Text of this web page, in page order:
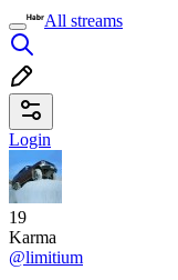
All streams
Login
19
Karma
@limitium